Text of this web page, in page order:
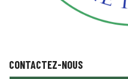
CONTACTEZ-NOUS